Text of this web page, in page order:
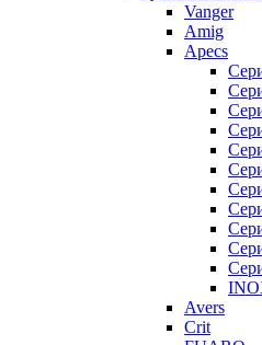
Vanger
Amig
Apecs
Avers
Crit